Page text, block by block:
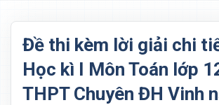
Đề thi kèm lời giải chi
Học kì I Môn Toán lớp
THPT Chuyên ĐH Vinh